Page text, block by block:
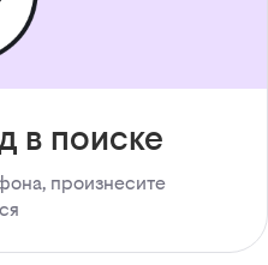
в поиске
произнесите